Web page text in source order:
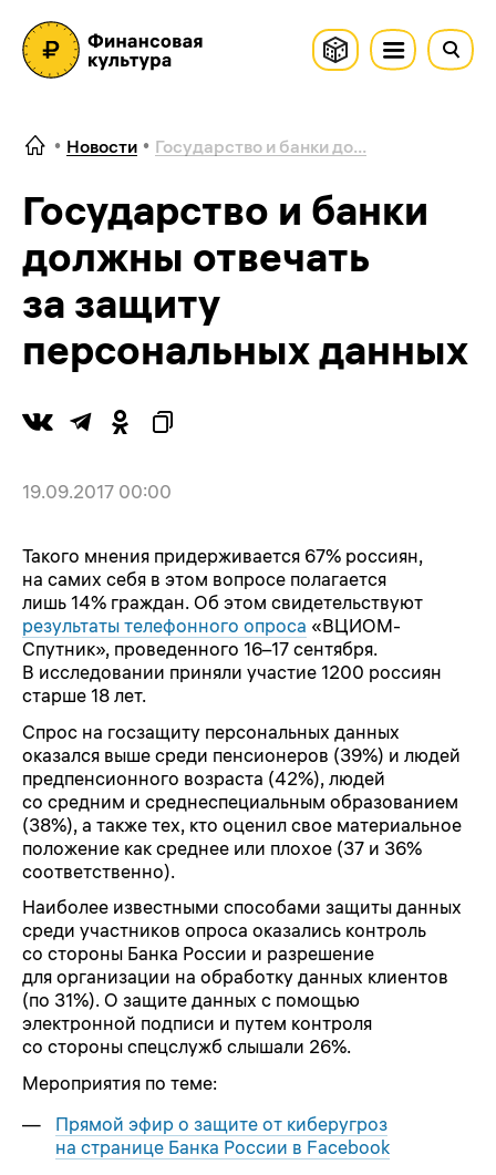
Новости Государство и банки до...
Государство и банки
должны отвечать
за защиту
персональных данных
19.09.2017 00:00
Такого мнения придерживается 67% россиян,
на самих себя в этом вопросе полагается
лишь 14% граждан. Об этом свидетельствуют
результаты телефонного опроса «ВЦИОМ-
Спутник», проведенного 16–17 сентября.
В исследовании приняли участие 1200 россиян
старше 18 лет.
Спрос на госзащиту персональных данных
оказался выше среди пенсионеров (39%) и людей
предпенсионного возраста (42%), людей
со средним и среднеспециальным образованием
(38%), а также тех, кто оценил свое материальное
положение как среднее или плохое (37 и 36%
соответственно).
Наиболее известными способами защиты данных
среди участников опроса оказались контроль
со стороны Банка России и разрешение
для организации на обработку данных клиентов
(по 31%). О защите данных с помощью
электронной подписи и путем контроля
со стороны спецслужб слышали 26%.
Мероприятия по теме:
Прямой эфир о защите от киберугроз
на странице Банка России в Facebook